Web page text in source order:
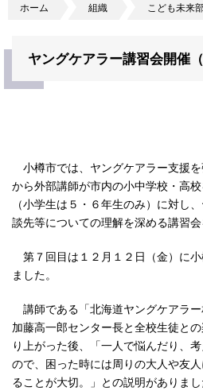
ホーム 組織 こども未来
ヤングケアラー講習会開催
小樽市では、ヤングケアラー支援
から外部講師が市内の小中学校・高
（小学生は５・６年生のみ）に対し
談先等についての理解を深める講習会
第７回目は１２月１２日（金）に
ました。
講師である「北海道ヤングケアラ
加藤高一郎センター長と全校生徒と
り上がった後、「一人で悩んだり、
ので、困った時には周りの大人や友
ることが大切。」との説明がありまし